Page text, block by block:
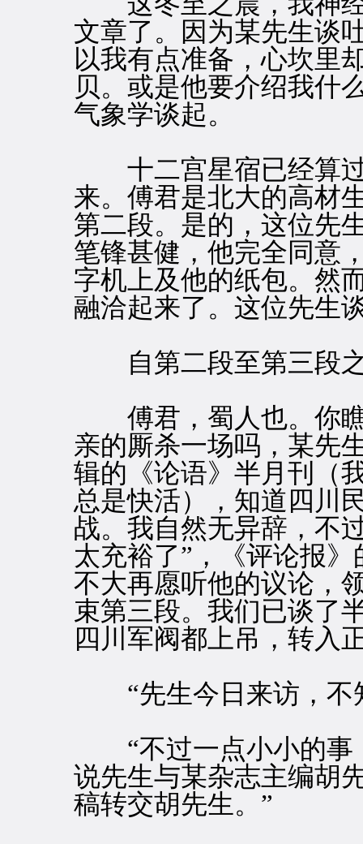
文章了。因为某先生谈
以我有点准备，心坎里
贝。或是他要介绍我什
气象学谈起。
十二宫星宿已经算过
来。傅君是北大的高材
第二段。是的，这位先
笔锋甚健，他完全同意
字机上及他的纸包。然
融洽起来了。这位先生
自第二段至第三段之
傅君，蜀人也。你瞧
亲的厮杀一场吗，某先
辑的《论语》半月刊（
总是快活），知道四川
战。我自然无异辞，不
太充裕了”，《评论报
不大再愿听他的议论，
束第三段。我们已谈了
四川军阀都上吊，转入
“先生今日来访，不
“不过一点小小的事
说先生与某杂志主编胡
稿转交胡先生。”